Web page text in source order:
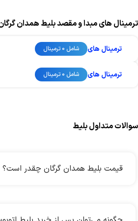
ترمینال های مبدا و مقصد بلیط همدان
ترمینال های شامل 0 ترمینال
ترمینال های شامل 0 ترمینال
سوالات متداول بلیط
قیمت بلیط همدان گرگان چقدر است؟